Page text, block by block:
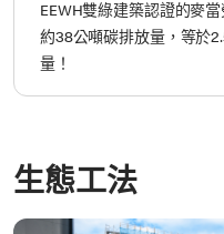
EEWH雙綠建築認證的麥
約38公噸碳排放量，等於
量！
生態工法